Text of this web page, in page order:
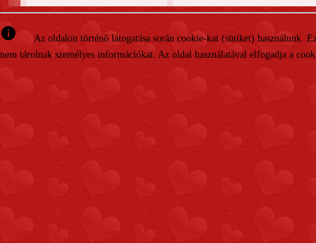
info
Az oldalon történő látogatása során cookie-kat (sütiket)
nem tárolnak személyes információkat. Az oldal használatával elfogadja a